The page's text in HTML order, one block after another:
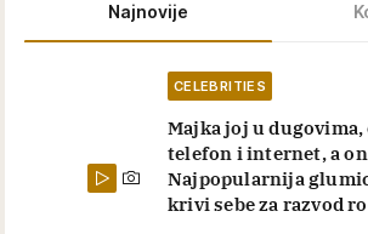
Najnovije
CELEBRITIES
Majka joj u dugovima,
telefon i internet, a
Najpopularnija
krivi sebe za razvod